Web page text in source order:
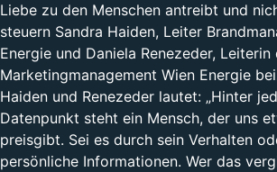
Liebe zu den Menschen antreibt und
steuern Sandra Haiden, Leiter
Energie und Daniela Renezeder,
Marketingmanagement Wien Energie
Haiden und Renezeder lautet: „Hinter
Datenpunkt steht ein Mensch, der uns
preisgibt. Sei es durch sein Verhalten
persönliche Informationen. Wer das